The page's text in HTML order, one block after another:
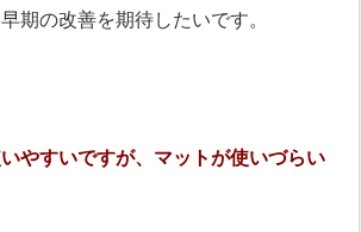
期の改善を期待したいです。
やすいですが、マットが使いづらい